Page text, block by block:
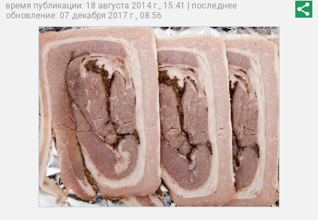
время публикации: 18 августа 2014 г., 15:41 | последнее
обновление: 07 декабря 2017 г., 08:56